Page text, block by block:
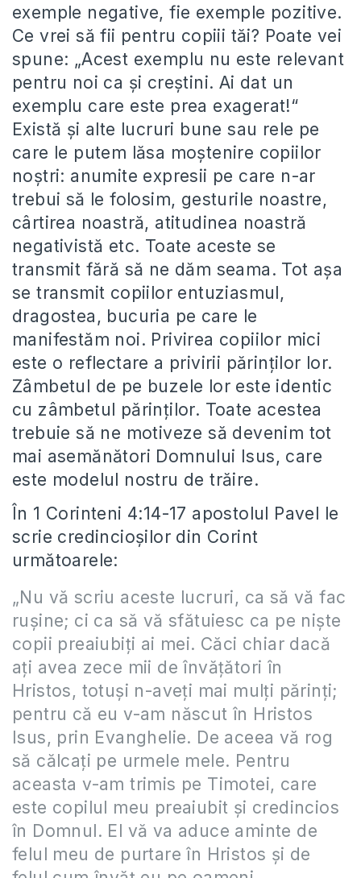
exemple negative, fie exemple pozitive.
Ce vrei să fii pentru copiii tăi? Poate vei
spune: „Acest exemplu nu este relevant
pentru noi ca şi creştini. Ai dat un
exemplu care este prea exagerat!“
Există şi alte lucruri bune sau rele pe
care le putem lăsa moştenire copiilor
noştri: anumite expresii pe care n-ar
trebui să le folosim, gesturile noastre,
cârtirea noastră, atitudinea noastră
negativistă etc. Toate aceste se
transmit fără să ne dăm seama. Tot aşa
se transmit copiilor entuziasmul,
dragostea, bucuria pe care le
manifestăm noi. Privirea copiilor mici
este o reflectare a privirii părinţilor lor.
Zâmbetul de pe buzele lor este identic
cu zâmbetul părinţilor. Toate acestea
trebuie să ne motiveze să devenim tot
mai asemănători Domnului Isus, care
este modelul nostru de trăire.
În 1 Corinteni 4:14-17 apostolul Pavel le
scrie credincioşilor din Corint
următoarele:
„Nu vă scriu aceste lucruri, ca să vă fac
ruşine; ci ca să vă sfătuiesc ca pe nişte
copii preaiubiţi ai mei. Căci chiar dacă
aţi avea zece mii de învăţători în
Hristos, totuşi n-aveţi mai mulţi părinţi;
pentru că eu v-am născut în Hristos
Isus, prin Evanghelie. De aceea vă rog
să călcaţi pe urmele mele. Pentru
aceasta v-am trimis pe Timotei, care
este copilul meu preaiubit şi credincios
în Domnul. El vă va aduce aminte de
felul meu de purtare în Hristos şi de